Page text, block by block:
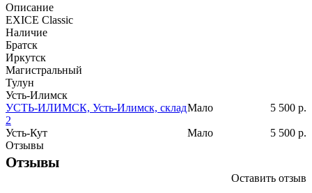
Описание
EXICE Classic
Наличие
Братск
Иркутск
Магистральный
Тулун
Усть-Илимск
Мало
5 500 р.
УСТЬ-ИЛИМСК, Усть-Илимск, склад
2
Мало
5 500 р.
Усть-Кут
Отзывы
Отзывы
Оставить отзыв